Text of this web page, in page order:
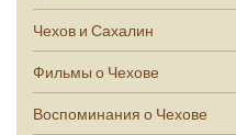
Чехов и Сахалин
Фильмы о Чехове
Воспоминания о Чехове